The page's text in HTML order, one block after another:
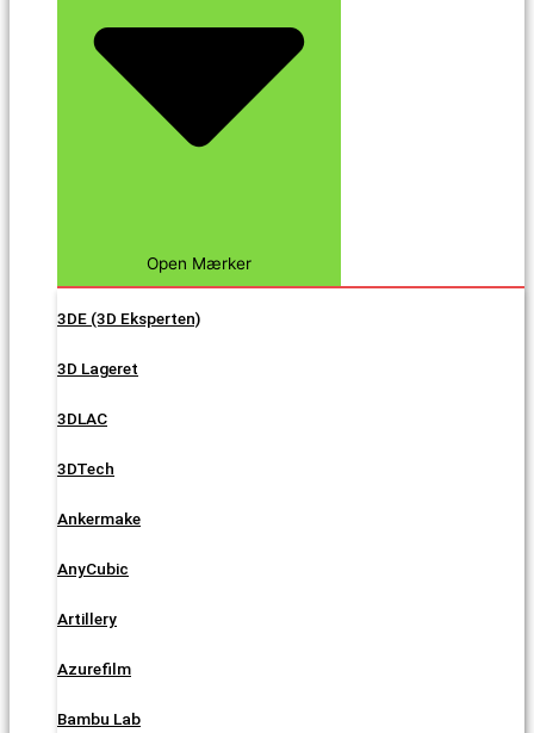
Open Mærker
3DE (3D Eksperten)
3D Lageret
3DLAC
3DTech
Ankermake
AnyCubic
Artillery
Azurefilm
Bambu Lab